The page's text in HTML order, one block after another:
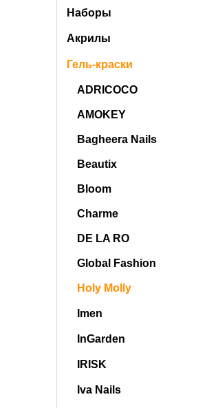
Наборы
Акрилы
Гель-краски
ADRICOCO
AMOKEY
Bagheera Nails
Beautix
Bloom
Charme
DE LA RO
Global Fashion
Holy Molly
Imen
InGarden
IRISK
Iva Nails